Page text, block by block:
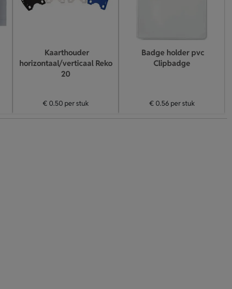
Kaarthouder
horizontaal/verticaal Reko
20
€ 0.50 per stuk
Badge holder pvc
Clipbadge
€ 0.56per stuk